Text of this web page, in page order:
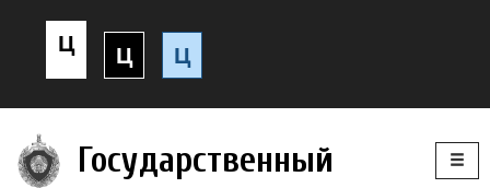
Ц Ц Ц
Государственный